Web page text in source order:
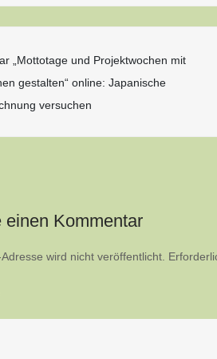
„Mottotage und Projektwochen mit
gestalten“ online: Japanische
versuchen
einen Kommentar
wird nicht veröffentlicht.